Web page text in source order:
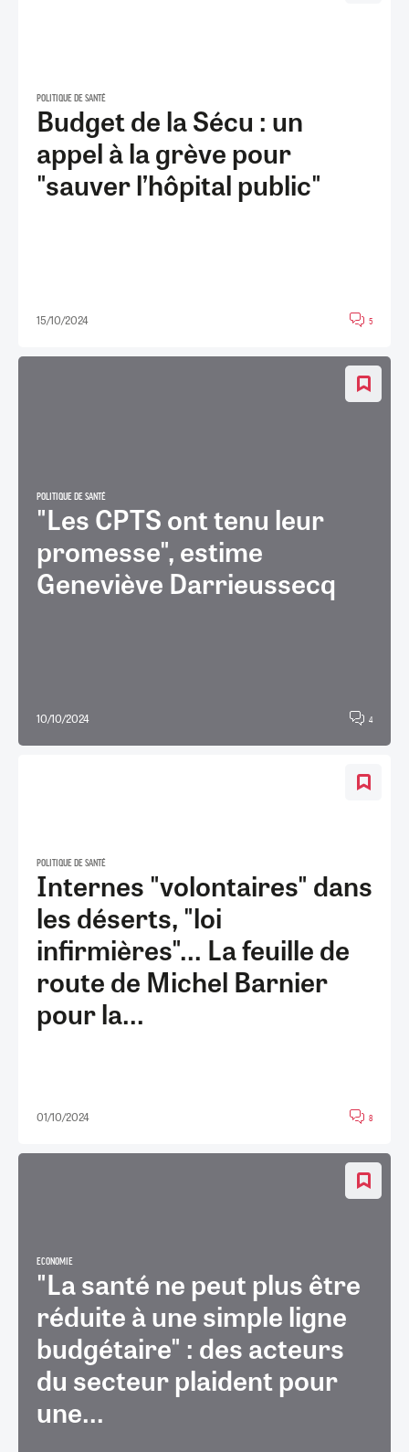
POLITIQUE DE SANTÉ
Budget de la Sécu : un
appel à la grève pour
"sauver l’hôpital public"
15/10/2024 5
POLITIQUE DE SANTÉ
"Les CPTS ont tenu leur
promesse", estime
Geneviève Darrieussecq
10/10/2024 4
POLITIQUE DE SANTÉ
Internes "volontaires" dans
les déserts, "loi
infirmières"... La feuille de
route de Michel Barnier
pour la...
01/10/2024 8
ECONOMIE
"La santé ne peut plus être
réduite à une simple ligne
budgétaire" : des acteurs
du secteur plaident pour
une...